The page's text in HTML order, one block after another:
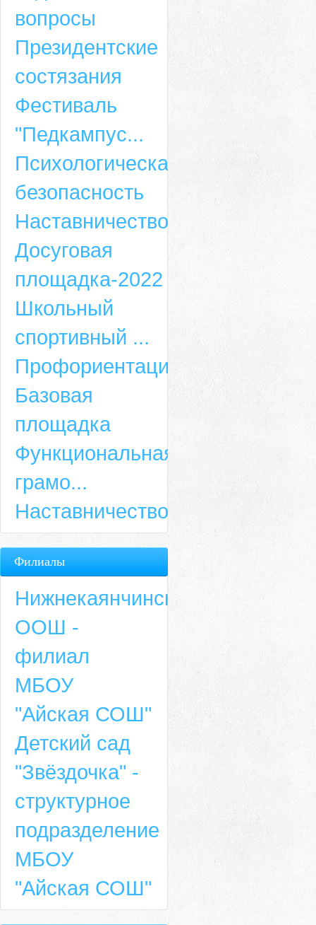
вопросы
Президентские
состязания
Фестиваль
"Педкампус...
Психологическая
безопасность
Наставничество
Досуговая
площадка-2022
Школьный
спортивный ...
Профориентация
Базовая
площадка
Функциональная
грамо...
Наставничество
Филиалы
Нижнекаянчинская
ООШ -
филиал
МБОУ
"Айская СОШ"
Детский сад
"Звёздочка" -
структурное
подразделение
МБОУ
"Айская СОШ"